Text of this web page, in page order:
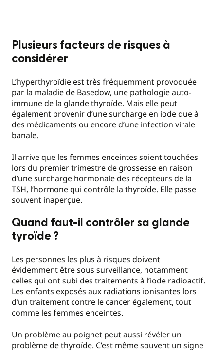
Plusieurs facteurs de risques à
considérer
L’hyperthyroïdie est très fréquemment provoquée
par la maladie de Basedow, une pathologie auto-
immune de la glande thyroïde. Mais elle peut
également provenir d’une surcharge en iode due à
des médicaments ou encore d’une infection virale
banale.
Il arrive que les femmes enceintes soient touchées
lors du premier trimestre de grossesse en raison
d’une surcharge hormonale des récepteurs de la
TSH, l’hormone qui contrôle la thyroïde. Elle passe
souvent inaperçue.
Quand faut-il contrôler sa glande
tyroïde ?
Les personnes les plus à risques doivent
évidemment être sous surveillance, notamment
celles qui ont subi des traitements à l’iode radioactif.
Les enfants exposés aux radiations ionisantes lors
d’un traitement contre le cancer également, tout
comme les femmes enceintes.
Un problème au poignet peut aussi révéler un
problème de thyroïde. C’est même souvent un signe